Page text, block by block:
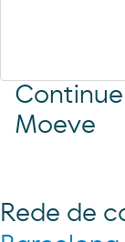
Moeve
Rede de